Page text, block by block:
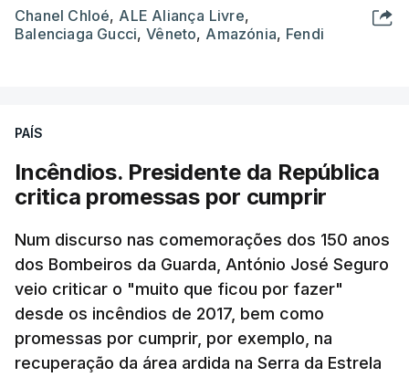
Chanel Chloé, ALE Aliança Livre,
Balenciaga Gucci,Vêneto, Amazónia, Fendi
PAÍS
Incêndios. Presidente da República
critica promessas por cumprir
Num discurso nas comemorações dos 150 anos
dos Bombeiros da Guarda, António José Seguro
veio criticar o "muito que ficou por fazer"
desde os incêndios de 2017, bem como
promessas por cumprir, por exemplo, na
recuperação da área ardida na Serra da Estrela